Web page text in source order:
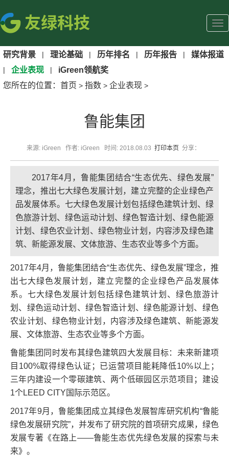
研究背景 | 理论基础 | 历年排名 | 历年报告 | 媒体报道
| 企业表现 |
iGreen领航奖
您所在的位置： 首页 > 指数 > 企业表现 >
鲁能集团
来源: iGreen 作者: iGreen 时间: 2018.08.03 打印本页 分享：
2017年4月，鲁能集团结合“生态优先、绿色发展”
理念，推出七大绿色发展计划，建立完整的企业绿色产
品发展体系。七大绿色发展计划包括绿色建筑计划、绿
色旅游计划、绿色运动计划、绿色智造计划、绿色能源
计划、绿色农业计划、绿色物业计划，内容涉及绿色建
筑、新能源发展、文体旅游、生态农业等多个方面。
2017年4月，鲁能集团结合“生态优先、绿色发展”理念，推
出七大绿色发展计划，建立完整的企业绿色产品发展体
系。七大绿色发展计划包括绿色建筑计划、绿色旅游计
划、绿色运动计划、绿色智造计划、绿色能源计划、绿色
农业计划、绿色物业计划，内容涉及绿色建筑、新能源发
展、文体旅游、生态农业等多个方面。
鲁能集团同时发布其绿色建筑四大发展目标：未来新建项
目100%取得绿色认证；已运营项目能耗降低10%以上；
三年内建设一个零碳建筑、两个低碳园区示范项目；建设
1个LEED CITY国际示范区。
2017年9月，鲁能集团成立其绿色发展智库研究机构“鲁能
绿色发展研究院”，并发布了研究院的首项研究成果，绿色
发展专著《在路上——鲁能生态优先绿色发展的探索与未
来》。